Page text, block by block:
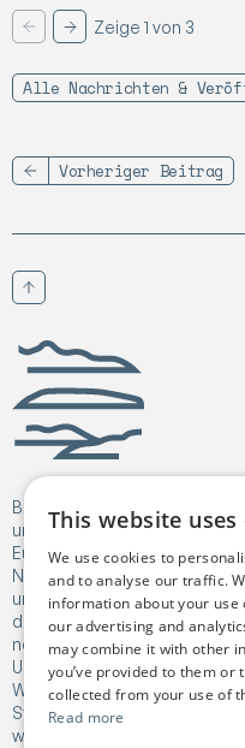
Vorherige
WeiterZeige 1 von 3
Alle Nachrichten &
Vorheriger Beitrag
Nach oben scrollen
Birgejupmi
Birgejupmi hat Fördermittel
und Innovationsprogramm
Europäischen Union im
Nr. 101182041 erhalten. Die
und Meinungen sind jedoch
des/der Autoren und
notwendigerweise die
Union oder der
Weder die Europäische
Stelle können hierfür zur
werden.
This website uses
We use cookies to
and to analyse our traffic.
information about your use
our advertising and
may combine it with other
you’ve provided to them or
collected from your use of
Read more